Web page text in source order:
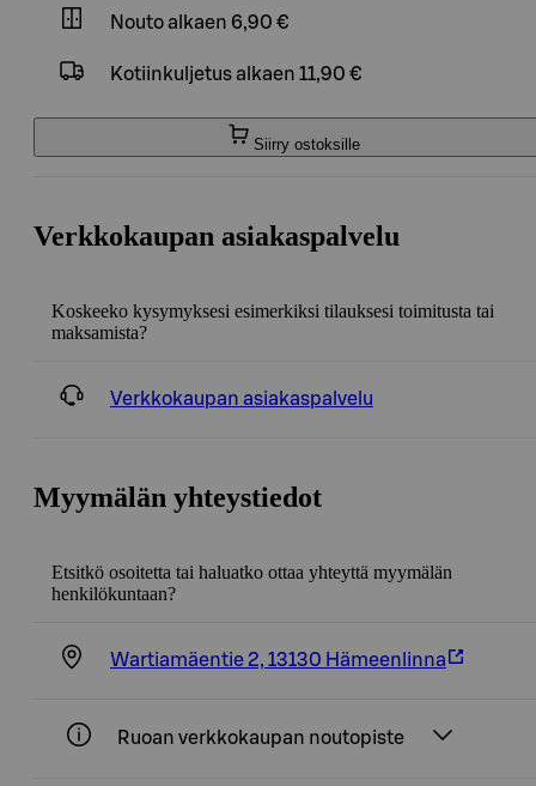
Nouto alkaen 6,90 €
Kotiinkuljetus alkaen 11,90 €
Siirry ostoksille
Verkkokaupan asiakaspalvelu
Koskeeko kysymyksesi esimerkiksi tilauksesi toimitusta tai
maksamista?
Verkkokaupan asiakaspalvelu
Myymälän yhteystiedot
Etsitkö osoitetta tai haluatko ottaa yhteyttä myymälän
henkilökuntaan?
Wartiamäentie 2, 13130 Hämeenlinna
Ruoan verkkokaupan noutopiste